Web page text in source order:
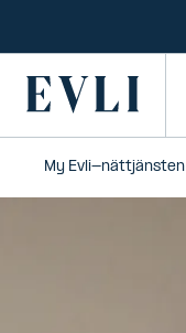
Primary
My Evli-nättjänsten